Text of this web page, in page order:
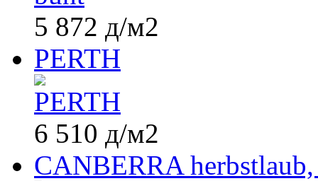
5 872 д/м2
PERTH
6 510 д/м2
CANBERRA